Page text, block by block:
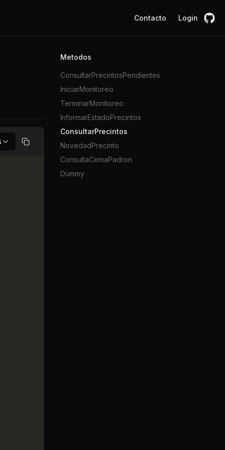
Contacto Login
Copiar
Metodos
ConsultarPrecintosPendientes
IniciarMonitoreo
TerminarMonitoreo
InformarEstadoPrecintos
ConsultarPrecintos
NovedadPrecinto
ConsultaCemaPadron
Dummy